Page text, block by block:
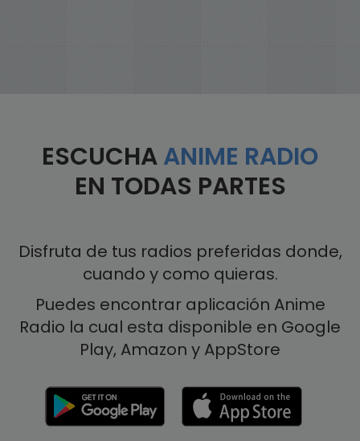
ESCUCHAANIME RADIO
EN TODAS PARTES
Disfruta de tus radios preferidas donde,
cuando y como quieras.
Puedes encontrar aplicación Anime
Radio la cual esta disponible en Google
Play, Amazon y AppStore